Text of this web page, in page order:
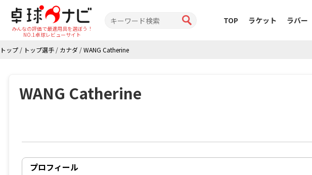
みんなの評価で最適用具を選ぼう！
NO.1卓球レビューサイト
TOP ラケット ラバー
トップ / トップ選手 / カナダ /WANG Catherine
WANG Catherine
プロフィール